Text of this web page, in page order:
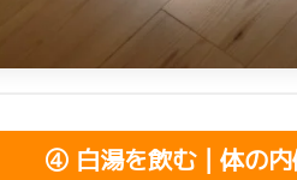
④ 白湯を飲む｜体の